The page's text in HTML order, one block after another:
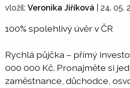
vložil: Veronika Jiříková 24. 05.
100% spolehlivý úvěr v ČR
Rychlá půjčka – přímý
000 000 Kč. Pronajměte si
zaměstnance, důchodce,